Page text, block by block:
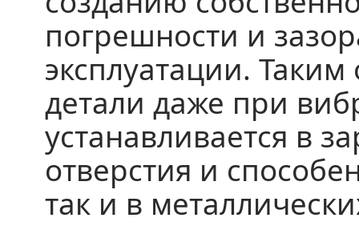
погрешности и
эксплуатации.
детали даже при
устанавливается в
отверстия и
так и в